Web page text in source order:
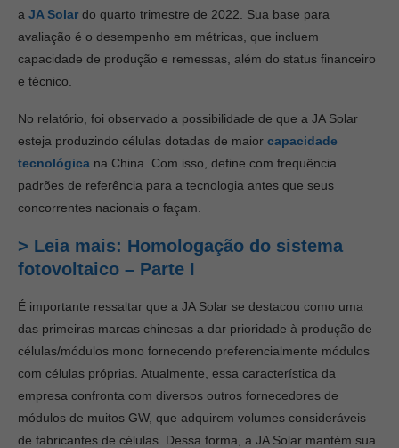
a JA Solar do quarto trimestre de 2022. Sua base para
avaliação é o desempenho em métricas, que incluem
capacidade de produção e remessas, além do status financeiro
e técnico.
No relatório, foi observado a possibilidade de que a JA Solar
esteja produzindo células dotadas de maior capacidade
tecnológica na China. Com isso, define com frequência
padrões de referência para a tecnologia antes que seus
concorrentes nacionais o façam.
> Leia mais: Homologação do sistema
fotovoltaico – Parte I
É importante ressaltar que a JA Solar se destacou como uma
das primeiras marcas chinesas a dar prioridade à produção de
células/módulos mono fornecendo preferencialmente módulos
com células próprias. Atualmente, essa característica da
empresa confronta com diversos outros fornecedores de
módulos de muitos GW, que adquirem volumes consideráveis
de fabricantes de células. Dessa forma, a JA Solar mantém sua